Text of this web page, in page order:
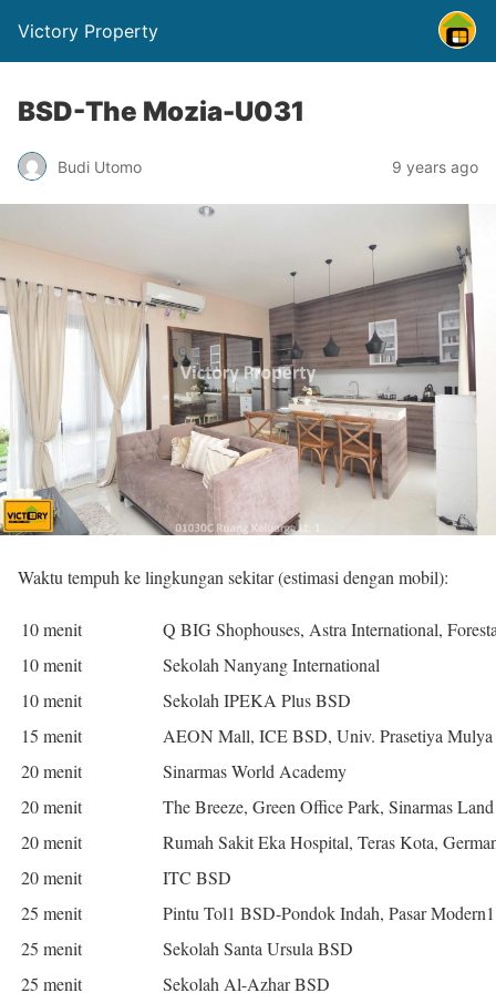
Victory Property
BSD-The Mozia-U031
Budi Utomo 9 years ago
Waktu tempuh ke lingkungan sekitar (estimasi dengan mobil):
10 menit
Q BIG Shophouses, Astra International,
10 menit
Sekolah Nanyang International
10 menit
Sekolah IPEKA Plus BSD
15 menit
AEON Mall, ICE BSD, Univ. Prasetiya Mulya
20 menit
Sinarmas World Academy
20 menit
The Breeze, Green Office Park, Sinarmas
20 menit
Rumah Sakit Eka Hospital, Teras Kota,
20 menit
ITC BSD
25 menit
Pintu Tol1 BSD-Pondok Indah, Pasar
25 menit
Sekolah Santa Ursula BSD
25 menit
Sekolah Al-Azhar BSD